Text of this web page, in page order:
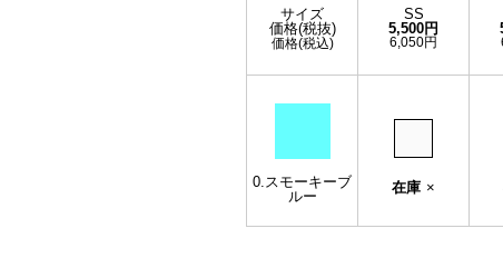
サイズ
価格(税抜)
価格(税込)
SS
5,500円
6,050円
0.スモーキーブ
ルー
在庫 ×